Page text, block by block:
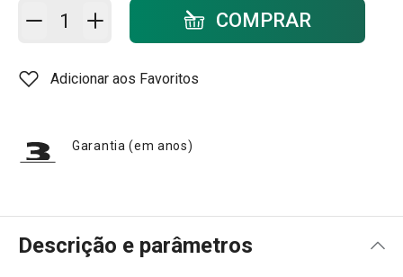
Adicionar ao carrinho - quantidadeCOMPRAR
Adicionar aos Favoritos
Garantia (em anos)
Descrição e parâmetros